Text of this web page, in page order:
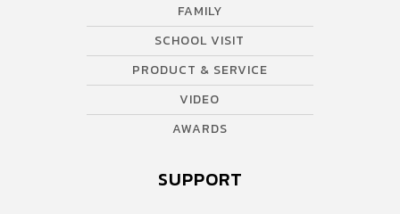
FAMILY
SCHOOL VISIT
PRODUCT & SERVICE
VIDEO
AWARDS
SUPPORT